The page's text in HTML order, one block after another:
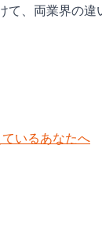
、両業界の違
いるあなたへ